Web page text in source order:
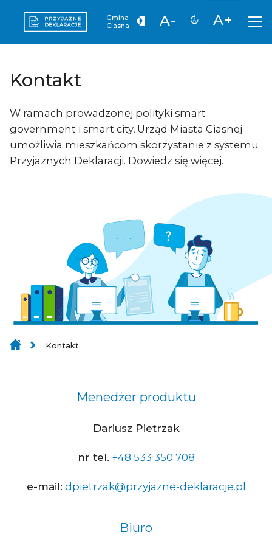
Gmina
Ciasna
A- A+
Kontakt
W ramach prowadzonej polityki smart
government i smart city, Urząd Miasta Ciasnej
umożliwia mieszkańcom skorzystanie z systemu
Przyjaznych Deklaracji. Dowiedz się więcej.
Kontakt
Menedżer produktu
Dariusz Pietrzak
nr tel. +48 533 350 708
e-mail: dpietrzak@przyjazne-deklaracje.pl
Biuro